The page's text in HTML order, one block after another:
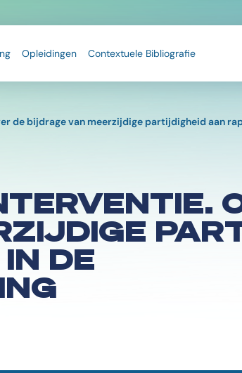
Opleidingen Contextuele Bibliografie
de bijdrage van meerzijdige partijdigheid aan
DE